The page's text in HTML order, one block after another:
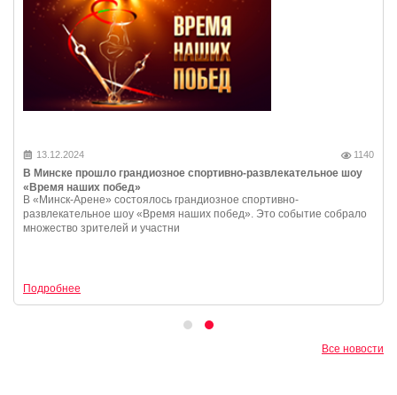
13.12.2024 1140
В Минске прошло грандиозное спортивно-развлекательное шоу
«Время наших побед»
В «Минск-Арене» состоялось грандиозное спортивно-
развлекательное шоу «Время наших побед». Это событие собрало
множество зрителей и участни
Подробнее
Все новости